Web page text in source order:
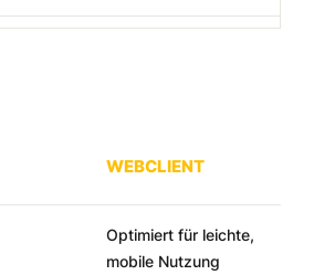
WEBCLIENT
Optimiert für leichte,
mobile Nutzung